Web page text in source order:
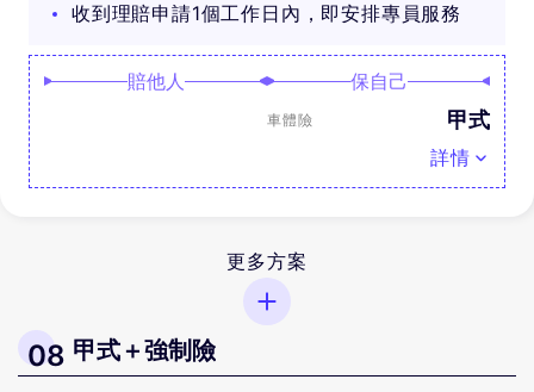
收到理賠申請1個工作日內，即安排專員服務
賠他人 保自己
車體險 甲式
詳情
更多方案
08 甲式＋強制險